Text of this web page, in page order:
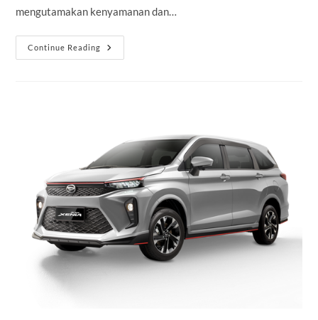
mengutamakan kenyamanan dan…
Continue Reading
Sewa
Mobil